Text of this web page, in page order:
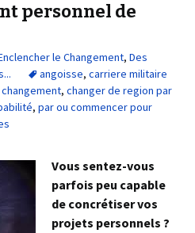
personnel de
le Changement, Des
angoisse, carriere militaire
changement, changer de region par
, par ou commencer pour
Vous sentez-vous
parfois peu capable
de concrétiser vos
projets personnels ?